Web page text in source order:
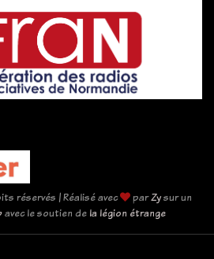
réservés | Réalisé avec parZysur un
avec le soutien de la légion étrange